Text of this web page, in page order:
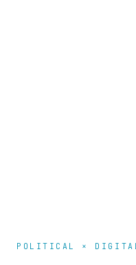
POLITICAL × DIGITAL